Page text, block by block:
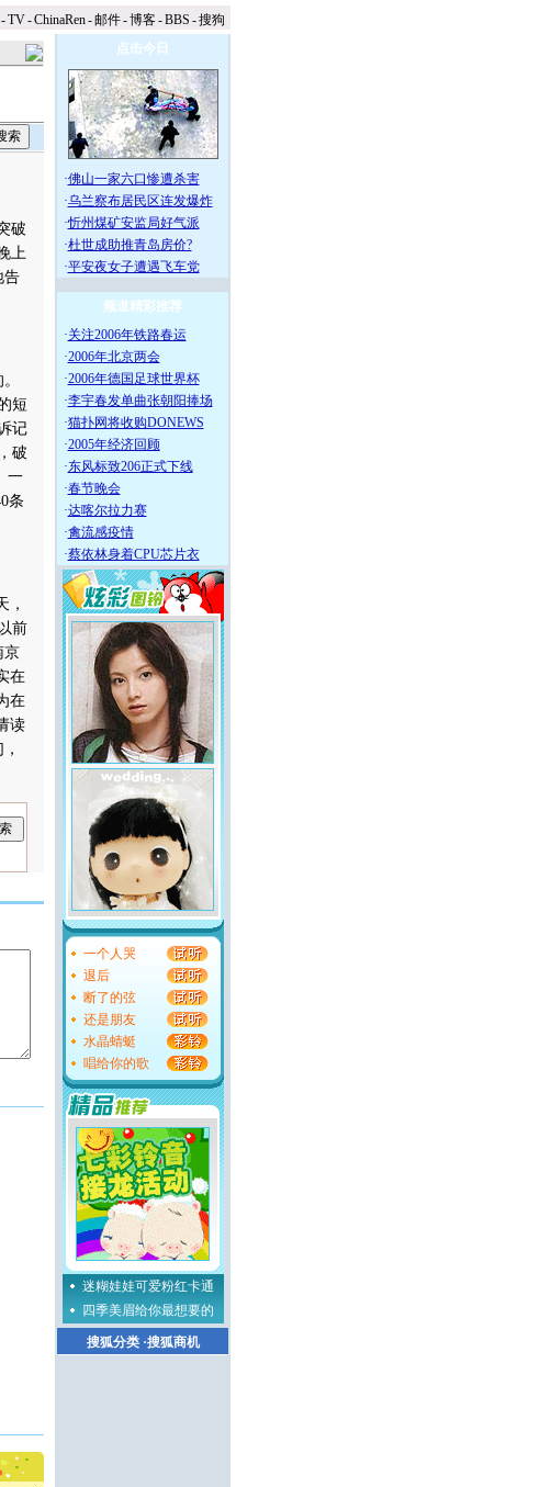
-TV-ChinaRen-邮件-博客-BBS -搜狗
破
上
告
短
记
破
一
条
，
前
京
在
在
读
才
点击今日
·佛山一家六口惨遭杀害
·乌兰察布居民区连发爆炸
·忻州煤矿安监局好气派
·杜世成助推青岛房价?
·平安夜女子遭遇飞车党
频道精彩推荐
·关注2006年铁路春运
·2006年北京两会
·2006年德国足球世界杯
·李宇春发单曲张朝阳捧场
·猫扑网将收购DONEWS
·2005年经济回顾
·东风标致206正式下线
·春节晚会
·达喀尔拉力赛
·禽流感疫情
·蔡依林身着CPU芯片衣
一个人哭
退后
断了的弦
还是朋友
水晶蜻蜓
唱给你的歌
迷糊娃娃可爱粉红卡通
四季美眉给你最想要的
搜狐分类·搜狐商机